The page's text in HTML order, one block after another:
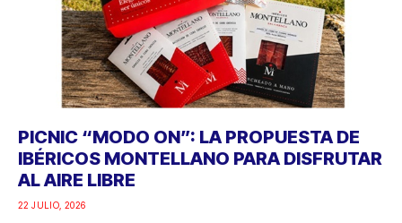
PICNIC “MODO ON”: LA PROPUESTA DE
IBÉRICOS MONTELLANO PARA DISFRUTAR
AL AIRE LIBRE
22 JULIO, 2026